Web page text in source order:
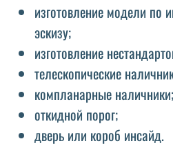
изготовление модели по
эскизу;
изготовление
телескопические
компланарные наличники;
откидной порог;
дверь или короб инсайд.